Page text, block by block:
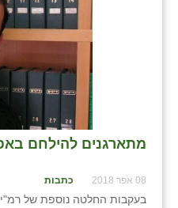
מתארגנים להילחם
08 אפר 2018 כתבות
בעקבות החלטה נוספת של